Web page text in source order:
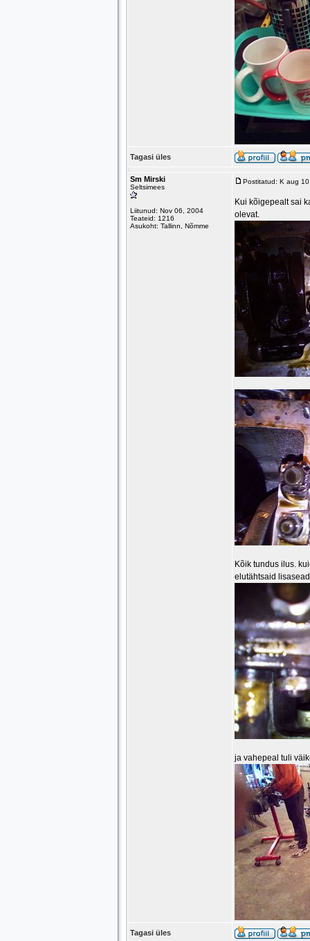
Tagasi üles
Sm Mirski
Seltsimees
Liitunud: Nov 06, 2004
Teateid: 1216
Asukoht: Tallinn, Nõmme
Postitatud: K aug
Kui kõigepealt sai
olevat.
Kõik tundus ilus.
elutähtsaid
ja vahepeal tuli
Tagasi üles